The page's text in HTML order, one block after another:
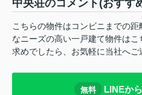
中央荘のコメント(おすす
こちらの物件はコンビニまでの
なニーズの高い一戸建て物件は
求めでしたら、お気軽に当社へご
無料 LINEか